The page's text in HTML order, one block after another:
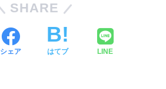
SHARE
シェア はてブ LINE